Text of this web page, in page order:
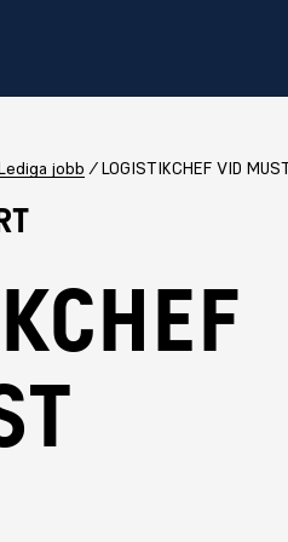
jobb LOGISTIKCHEF VID MUST